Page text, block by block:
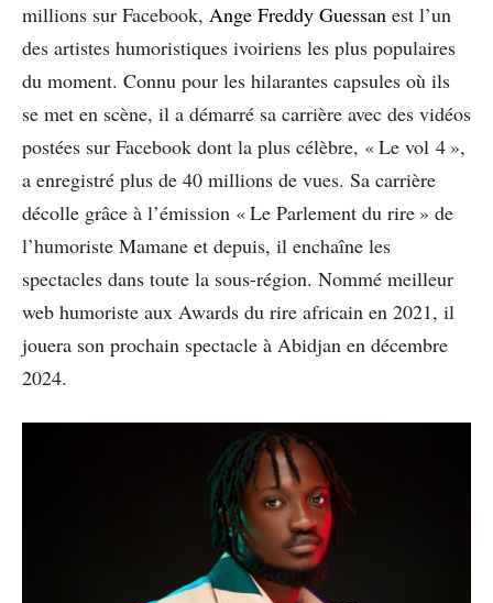
millions sur Facebook, Ange Freddy Guessan est l’un
des artistes humoristiques ivoiriens les plus populaires
du moment. Connu pour les hilarantes capsules où ils
se met en scène, il a démarré sa carrière avec des vidéos
postées sur Facebook dont la plus célèbre, « Le vol 4 »,
a enregistré plus de 40 millions de vues. Sa carrière
décolle grâce à l’émission « Le Parlement du rire » de
l’humoriste Mamane et depuis, il enchaîne les
spectacles dans toute la sous-région. Nommé meilleur
web humoriste aux Awards du rire africain en 2021, il
jouera son prochain spectacle à Abidjan en décembre
2024.